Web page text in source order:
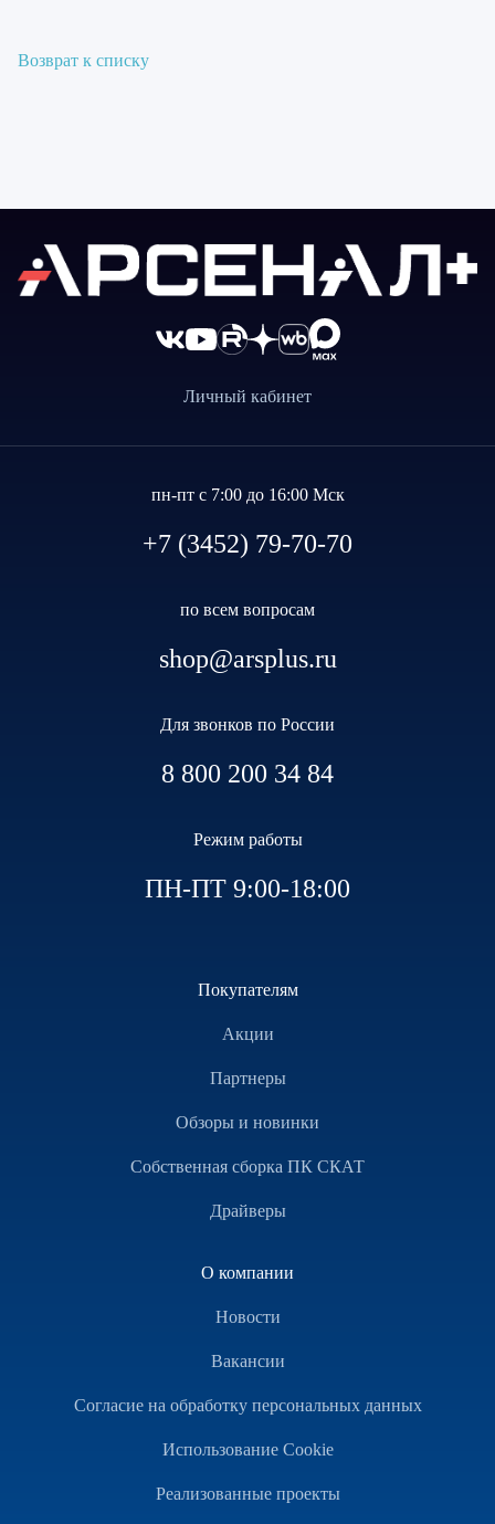
Возврат к списку
Личный кабинет
пн-пт с 7:00 до 16:00 Мск
+7 (3452) 79-70-70
по всем вопросам
shop@arsplus.ru
Для звонков по России
8 800 200 34 84
Режим работы
ПН-ПТ 9:00-18:00
Покупателям
Акции
Партнеры
Обзоры и новинки
Собственная сборка ПК СКАТ
Драйверы
О компании
Новости
Вакансии
Согласие на обработку персональных данных
Использование Cookie
Реализованные проекты